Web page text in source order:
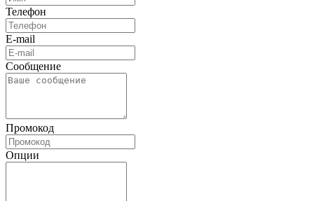
Телефон
E-mail
Сообщение
Промокод
Опции